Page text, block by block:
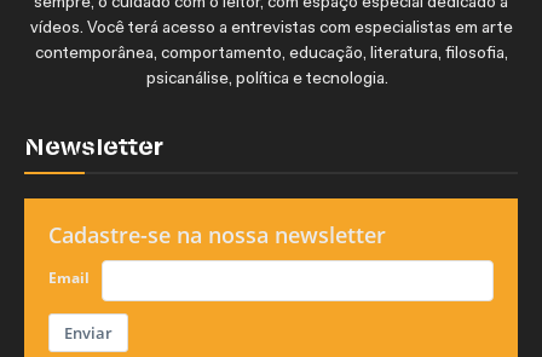
vídeos. Você terá acesso a entrevistas com especialistas em arte
contemporânea, comportamento, educação, literatura, filosofia,
psicanálise, política e tecnologia.
Newsletter
Cadastre-se na nossa newsletter
Email
Enviar